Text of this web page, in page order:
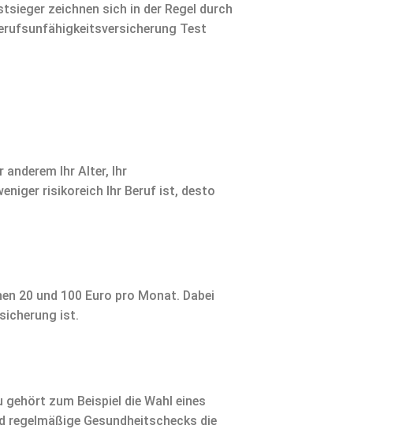
zeichnen sich in der Regel durch
Test
anderem Ihr Alter, Ihr
risikoreich Ihr Beruf ist, desto
20 und 100 Euro pro Monat. Dabei
ist.
zum Beispiel die Wahl eines
regelmäßige Gesundheitschecks die